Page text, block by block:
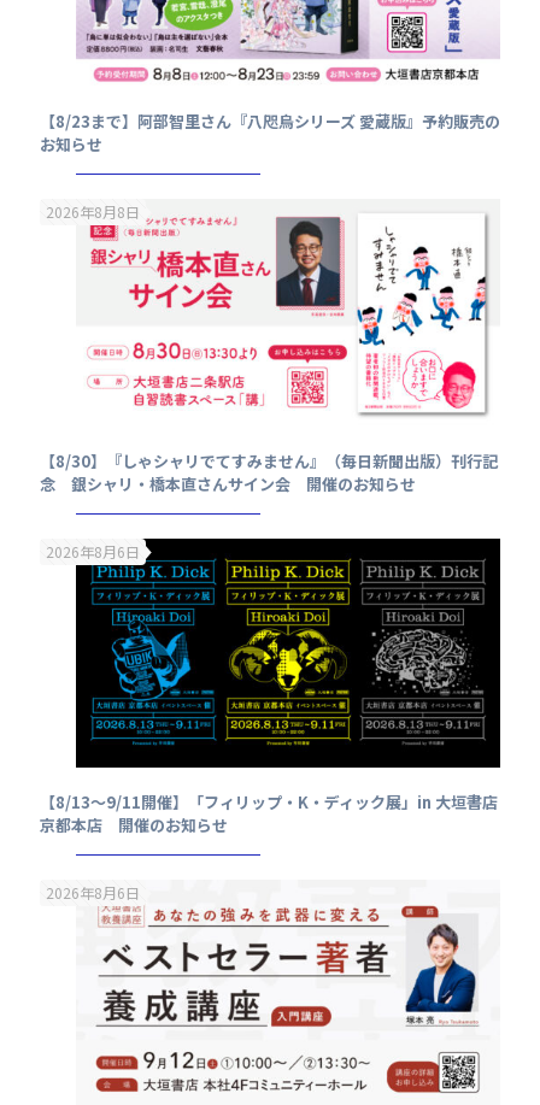
【8/23まで】阿部智里さん『八咫烏シリーズ 愛蔵版』予約販売の
お知らせ
2026年8月8日
【8/30】『しゃシャリでてすみません』（毎日新聞出版）刊行記
念 銀シャリ・橋本直さんサイン会 開催のお知らせ
2026年8月6日
【8/13～9/11開催】「フィリップ・K・ディック展」in 大垣書店
京都本店 開催のお知らせ
2026年8月6日